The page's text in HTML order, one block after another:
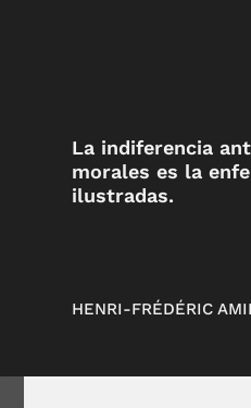
La indiferencia
morales es la
ilustradas.
HENRI-FRÉDÉRIC